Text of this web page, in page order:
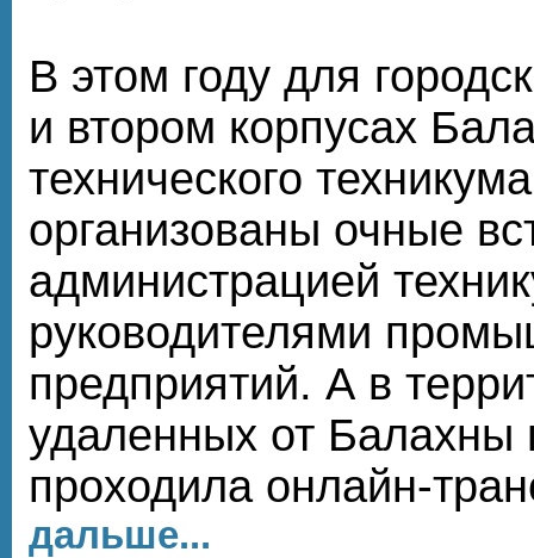
В этом году для
и втором корпусах
технического
организованы очные
администрацией
руководителями
предприятий. А в
удаленных от Балахны
проходила онлайн-
дальше...